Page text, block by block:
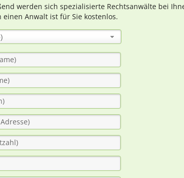
werden sich spezialisierte Rechtsanwälte bei
Anwalt ist für Sie kostenlos.